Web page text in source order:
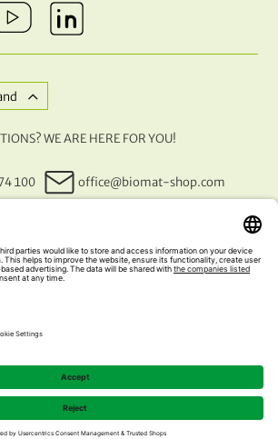
WE ARE HERE FOR YOU!
100 office@biomat-shop.com
© 2026 NATURABIOMAT®